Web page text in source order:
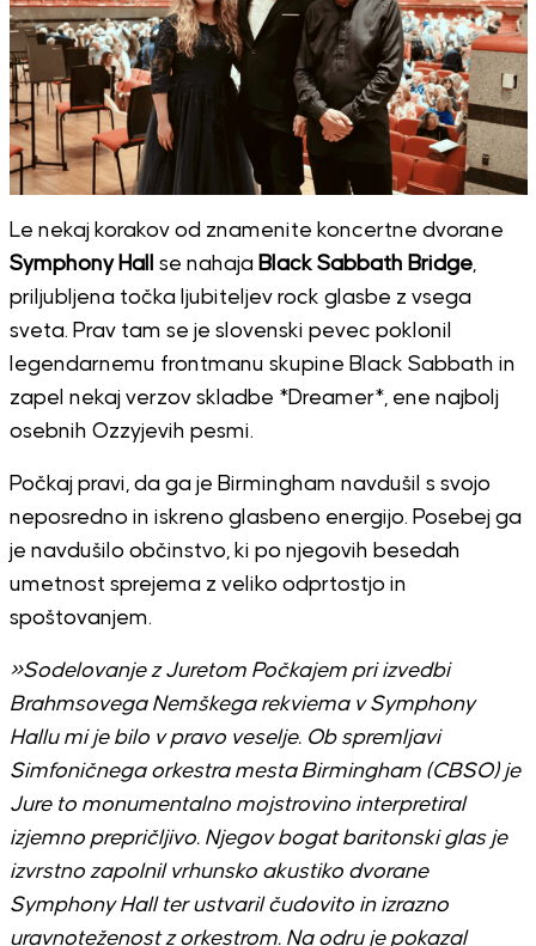
Le nekaj korakov od znamenite koncertne dvorane
Symphony Hall
se nahaja Black Sabbath Bridge,
priljubljena točka ljubiteljev rock glasbe z vsega
sveta. Prav tam se je slovenski pevec poklonil
legendarnemu frontmanu skupine Black Sabbath in
zapel nekaj verzov skladbe *Dreamer*, ene najbolj
osebnih Ozzyjevih pesmi.
Počkaj pravi, da ga je Birmingham navdušil s svojo
neposredno in iskreno glasbeno energijo. Posebej ga
je navdušilo občinstvo, ki po njegovih besedah
umetnost sprejema z veliko odprtostjo in
spoštovanjem.
»Sodelovanje z Juretom Počkajem pri izvedbi
Brahmsovega Nemškega rekviema v Symphony
Hallu mi je bilo v pravo veselje. Ob spremljavi
Simfoničnega orkestra mesta Birmingham (CBSO) je
Jure to monumentalno mojstrovino interpretiral
izjemno prepričljivo. Njegov bogat baritonski glas je
izvrstno zapolnil vrhunsko akustiko dvorane
Symphony Hall ter ustvaril čudovito in izrazno
uravnoteženost z orkestrom. Na odru je pokazal